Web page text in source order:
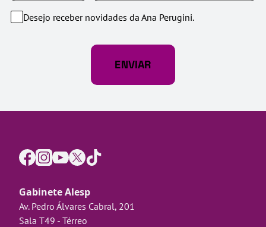
Desejo receber novidades da Ana Perugini.
ENVIAR
Gabinete Alesp
Av. Pedro Álvares Cabral, 201
Sala T49 - Térreo